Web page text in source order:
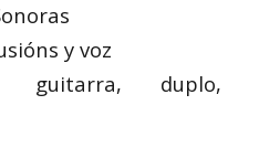
y voz
duplo,